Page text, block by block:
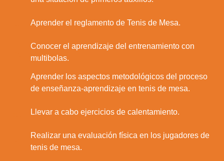
Aprender el reglamento de Tenis de Mesa.
Conocer el aprendizaje del entrenamiento con
multibolas.
Aprender los aspectos metodológicos del proceso
de enseñanza-aprendizaje en tenis de mesa.
Llevar a cabo ejercicios de calentamiento.
Realizar una evaluación física en los jugadores de
tenis de mesa.